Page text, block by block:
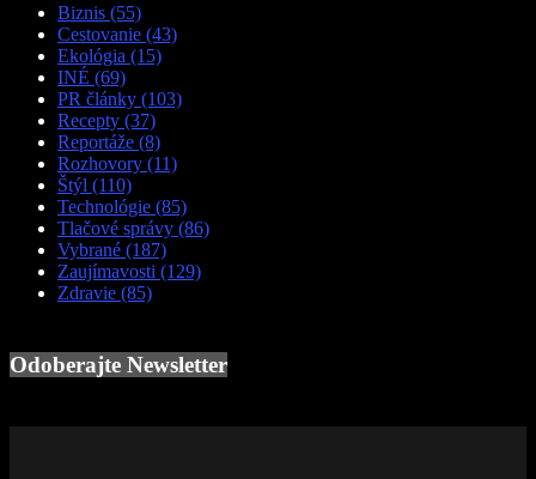
Biznis (55)
Cestovanie (43)
Ekológia (15)
INÉ (69)
PR články (103)
Recepty (37)
Reportáže (8)
Rozhovory (11)
Štýl (110)
Technológie (85)
Tlačové správy (86)
Vybrané (187)
Zaujímavosti (129)
Zdravie (85)
Odoberajte Newsletter